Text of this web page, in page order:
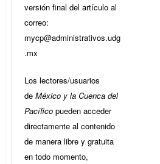
versión final del artículo al
correo:
mycp@administrativos.udg
.mx
Los lectores/usuarios
de México y la Cuenca del
Pacífico pueden acceder
directamente al contenido
de manera libre y gratuita
en todo momento,